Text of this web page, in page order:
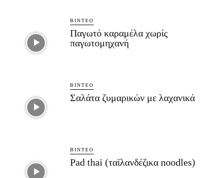
ΒΊΝΤΕΟ
Παγωτό καραμέλα χωρίς
παγωτομηχανή
ΒΊΝΤΕΟ
Σαλάτα ζυμαρικών με λαχανικά
ΒΊΝΤΕΟ
Pad thai (ταϊλανδέζικα noodles)